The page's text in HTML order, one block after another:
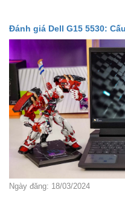
Đánh giá Dell G15 5530:
Ngày đăng: 18/03/2024